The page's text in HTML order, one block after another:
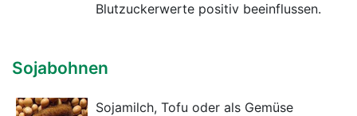
Blutzuckerwerte positiv beeinflussen.
Sojabohnen
Sojamilch, Tofu oder als Gemüse